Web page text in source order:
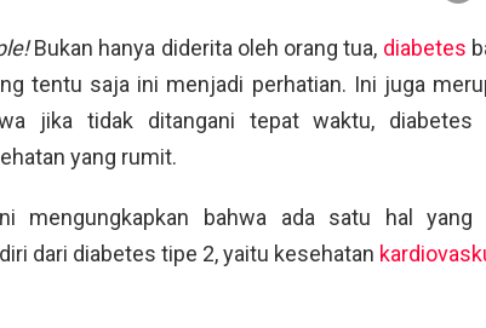
Bukan hanya diderita oleh orang tua, diabetes
tentu saja ini menjadi perhatian. Ini juga
jika tidak ditangani tepat waktu, diabetes
yang rumit.
mengungkapkan bahwa ada satu hal yang
dari diabetes tipe 2, yaitu kesehatan